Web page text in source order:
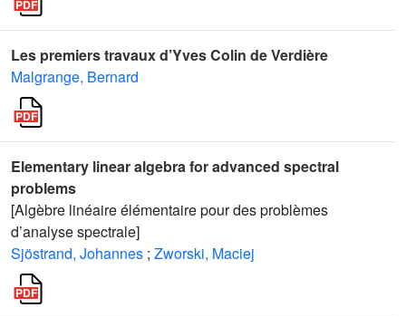
Les premiers travaux d’Yves Colin de Verdière
Malgrange, Bernard
Elementary linear algebra for advanced spectral
problems
[Algèbre linéaire élémentaire pour des problèmes
d’analyse spectrale]
Sjöstrand, Johannes ; Zworski, Maciej